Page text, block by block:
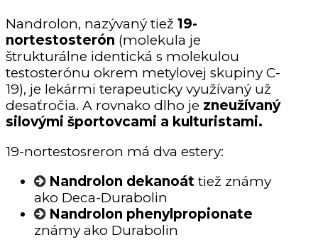
Nandrolon, nazývaný tiež 19-
nortestosterón (molekula je
štrukturálne identická s molekulou
testosterónu okrem metylovej skupiny C-
19), je lekármi terapeuticky využívaný už
desaťročia. A rovnako dlho je zneužívaný
silovými športovcami a kulturistami.
19-nortestosreron má dva estery:
Nandrolon dekanoát tiež známy
ako Deca-Durabolin
Nandrolon phenylpropionate
známy ako Durabolin